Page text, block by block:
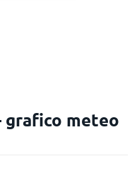
grafico meteo